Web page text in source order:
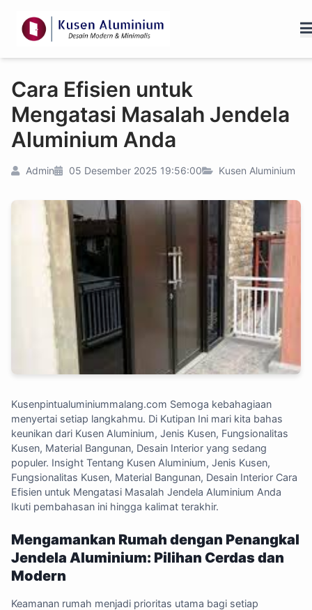
Cara Efisien untuk
Mengatasi Masalah Jendela
Aluminium Anda
Admin 05 Desember 2025 19:56:00 Kusen Aluminium
Kusenpintualuminiummalang.com Semoga kebahagiaan
menyertai setiap langkahmu. Di Kutipan Ini mari kita bahas
keunikan dari Kusen Aluminium, Jenis Kusen, Fungsionalitas
Kusen, Material Bangunan, Desain Interior yang sedang
populer. Insight Tentang Kusen Aluminium, Jenis Kusen,
Fungsionalitas Kusen, Material Bangunan, Desain Interior Cara
Efisien untuk Mengatasi Masalah Jendela Aluminium Anda
Ikuti pembahasan ini hingga kalimat terakhir.
Mengamankan Rumah dengan Penangkal
Jendela Aluminium: Pilihan Cerdas dan
Modern
Keamanan rumah menjadi prioritas utama bagi setiap